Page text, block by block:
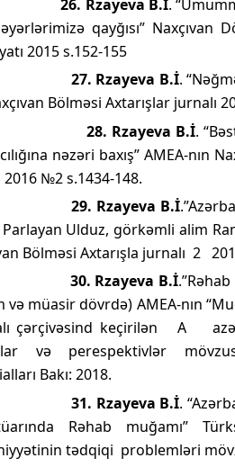
26. Rzayeva B.İ.
qayğısı” Naxçıvan
2015 s.152-155
27. Rzayeva B.İ.
Bölməsi Axtarışlar jurnalı
28. Rzayeva B.İ.
nəzəri baxış” AMEA-nın
2016 №2 s.1434-148.
29. Rzayeva B.İ
Ulduz, görkəmli alim
Bölməsi Axtarışla jurnalı 2
30. Rzayeva B.İ
və müasir dövrdə) AMEA-nın
çərçivəsind keçirilən
A
və perespektivlər
Bakı: 2018.
31. Rzayeva B.İ.
Rəhab muğamı”
tədqiqi problemləri